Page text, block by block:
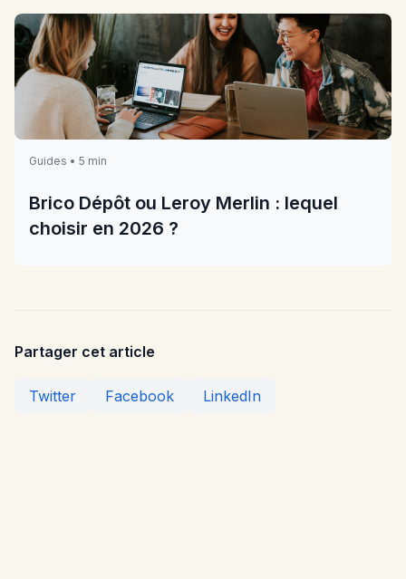
Guides • 5 min
Brico Dépôt ou Leroy Merlin : lequel
choisir en 2026 ?
Partager cet article
Twitter Facebook LinkedIn